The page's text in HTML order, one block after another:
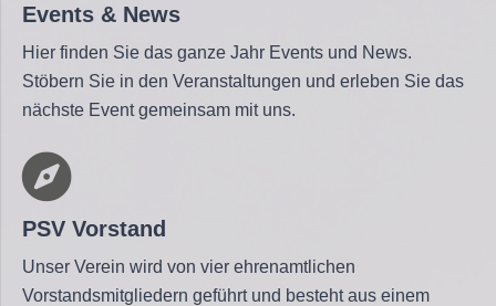
Events & News
Hier finden Sie das ganze Jahr Events und News.
Stöbern Sie in den Veranstaltungen und erleben Sie das
nächste Event gemeinsam mit uns.
PSV Vorstand
Unser Verein wird von vier ehrenamtlichen
Vorstandsmitgliedern geführt und besteht aus einem